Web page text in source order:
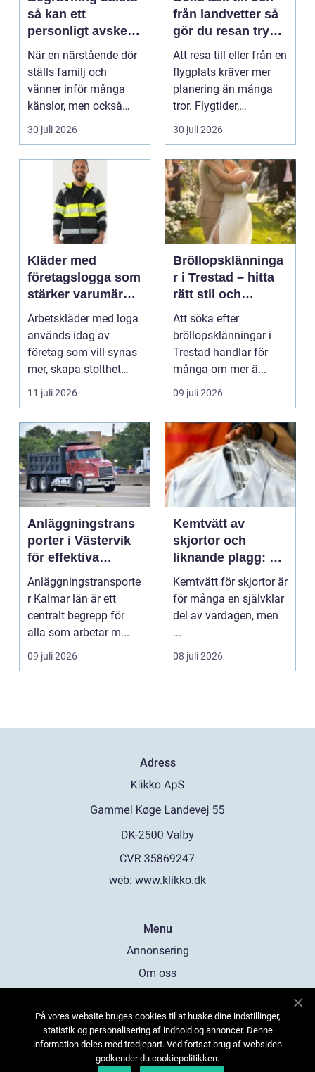
så kan ett
personligt avsked
formas
När en närstående dör
ställs familj och
vänner inför många
känslor, men också
praktiska beslut. En b...
30 juli 2026
från landvetter så
gör du resan trygg
och smidig
Att resa till eller från en
flygplats kräver mer
planering än många
tror. Flygtider,
packning, säker...
30 juli 2026
Kläder med
företagslogga som
stärker varumärket
varje dag
Arbetskläder med loga
används idag av
företag som vill synas
mer, skapa stolthet
inte...
11 juli 2026
Bröllopsklänninga
r i Trestad – hitta
rätt stil och
passform inför den
stora dagen
Att söka efter
bröllopsklänningar i
Trestad handlar för
många om mer ä...
09 juli 2026
Anläggningstrans
porter i Västervik
för effektiva
byggprojekt
Anläggningstransporte
r Kalmar län är ett
centralt begrepp för
alla som arbetar m...
09 juli 2026
Kemtvätt av
skjortor och
liknande plagg: Så
fungerar
professionell
klädvård i
Kemtvätt för skjortor är
för många en självklar
del av vardagen, men
...
08 juli 2026
Adress
web: www.klikko.dk
Menu
Annonsering
Om oss
Kontakta oss
Sitemap
På vores website bruges cookies til at huske dine indstillinger,
statistik og personalisering af indhold og annoncer. Denne
information deles med tredjepart. Ved fortsat brug af websiden
godkender du cookiepolitikken.